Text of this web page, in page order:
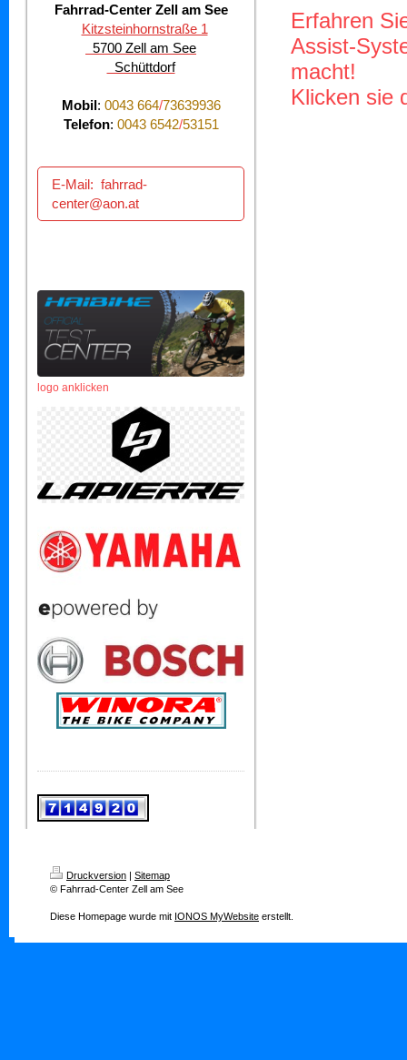
Fahrrad-Center Zell am See
Kitzsteinhornstraße 1
5700 Zell am See
Schüttdorf
Mobil: 0043 664/73639936
Telefon: 0043 6542/53151
E-Mail: fahrrad-
center@aon.at
logo anklicken
Erfahren
Assist-
macht!
Klicken sie
Druckversion
Sitemap
© Fahrrad-Center Zell am See
Diese Homepage wurde mit IONOS MyWebsite erstellt.